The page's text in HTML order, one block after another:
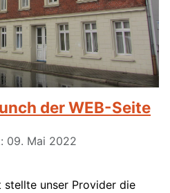
der WEB-Seite
09. Mai 2022
unser Provider die